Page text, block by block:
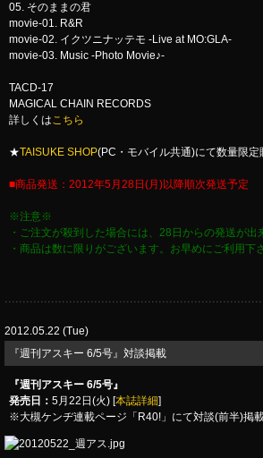
05. そのままの君
movie-01. R&R
movie-02. イクツニナッテモ -Live at MO:GLA-
movie-03. Music -Photo Movie♪-
TACD-17
MAGICAL CHAIN RECORDS
詳しくはこちら
★TAISUKE SHOP(PC・モバイル共通)にて数量限定
■商品発送：2012年5月28日(月)以降順次発送予定
※注意※
・ご注文が殺到した場合には、28日からの発送が出
・商品は数に限りがございます。お早めにご利用下
2012.05.22 (Tue)
『週刊アスキー 6/5号』対談掲載
『週刊アスキー 6/5号』
発売日： 5月22日(火) [本誌詳細]
※大槻ケンヂ連載ページ「R40!」にて対談(前半)掲載